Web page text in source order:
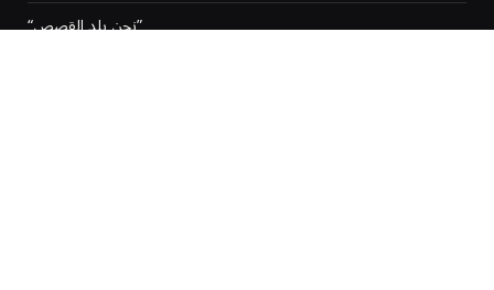
“نحن بلد القصص”